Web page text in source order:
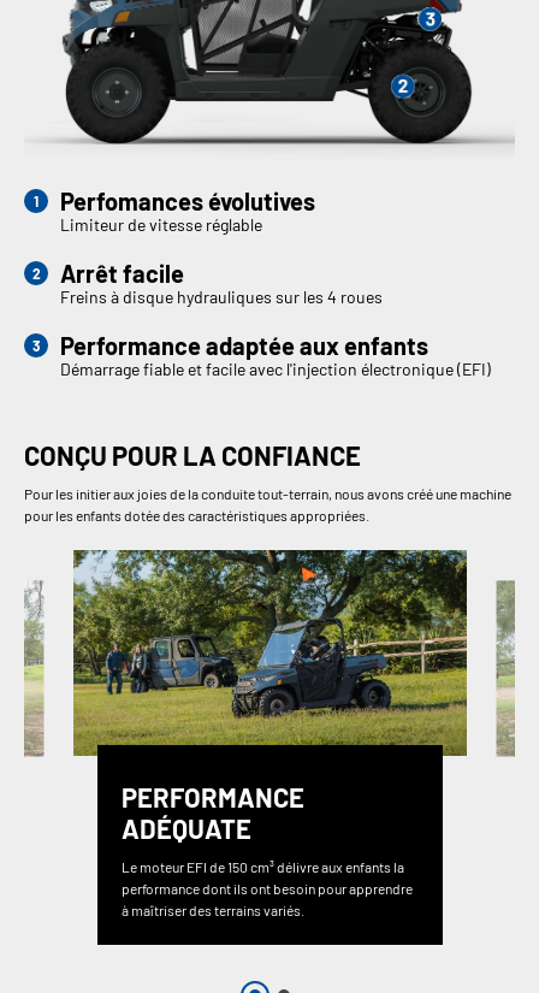
Perfomances évolutives
Limiteur de vitesse réglable
Arrêt facile
Freins à disque hydrauliques sur les 4 roues
Performance adaptée aux enfants
Démarrage fiable et facile avec l'injection électronique (EFI)
CONÇU POUR LA CONFIANCE
Pour les initier aux joies de la conduite tout-terrain, nous avons créé une machine
pour les enfants dotée des caractéristiques appropriées.
PERFORMANCE
ADÉQUATE
Le moteur EFI de 150 cm³ délivre aux enfants la
performance dont ils ont besoin pour apprendre
à maîtriser des terrains variés.